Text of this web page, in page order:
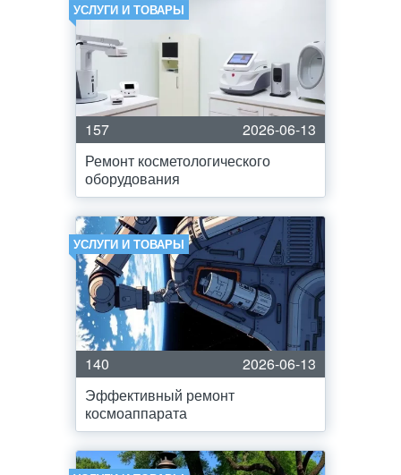
УСЛУГИ И ТОВАРЫ
157
2026-06-13
Ремонт косметологического
оборудования
УСЛУГИ И ТОВАРЫ
140
2026-06-13
Эффективный ремонт
космоаппарата